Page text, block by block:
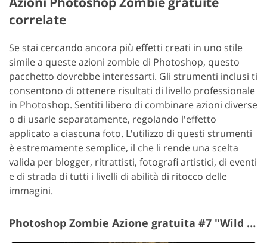
correlate
Se stai cercando ancora più effetti creati in uno stile
simile a queste azioni zombie di Photoshop, questo
pacchetto dovrebbe interessarti. Gli strumenti inclusi ti
consentono di ottenere risultati di livello professionale
in Photoshop. Sentiti libero di combinare azioni diverse
o di usarle separatamente, regolando l'effetto
applicato a ciascuna foto. L'utilizzo di questi strumenti
è estremamente semplice, il che li rende una scelta
valida per blogger, ritrattisti, fotografi artistici, di eventi
e di strada di tutti i livelli di abilità di ritocco delle
immagini.
Photoshop Zombie Azione gratuita #7 "Wild Dance"